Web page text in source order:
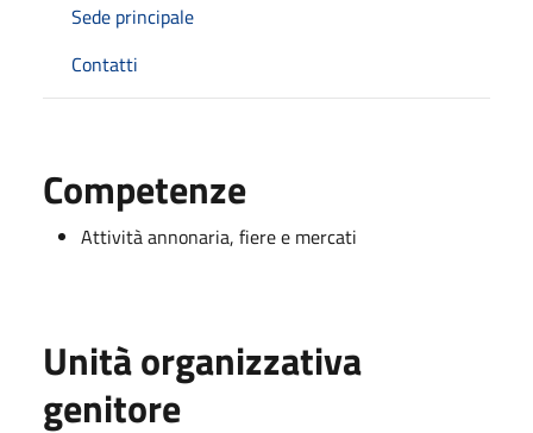
Sede principale
Contatti
Competenze
Attività annonaria, fiere e mercati
Unità organizzativa
genitore